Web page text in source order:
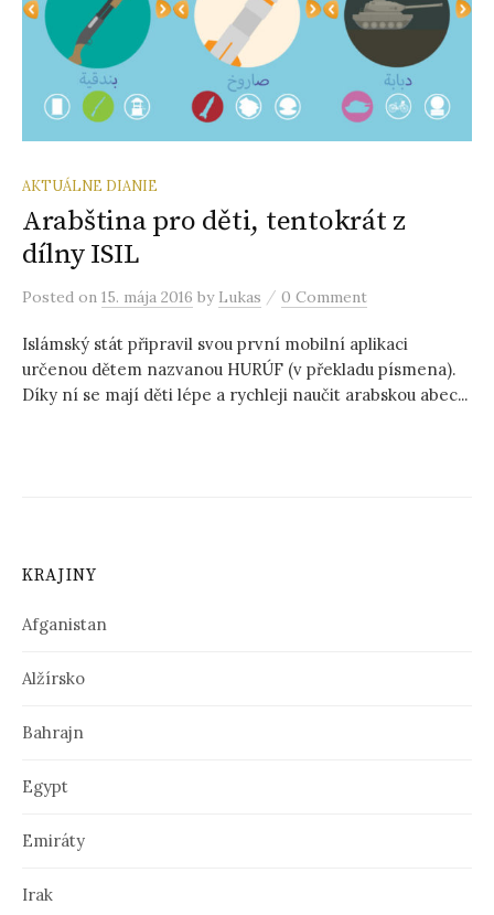
ť
AKTUÁLNE DIANIE
Arabština pro děti, tentokrát z
dílny ISIL
Posted on 15. mája 2016 by Lukas / 0 Comment
Islámský stát připravil svou první mobilní aplikaci
určenou dětem nazvanou HURÚF (v překladu písmena).
Díky ní se mají děti lépe a rychleji naučit arabskou abec...
KRAJINY
Afganistan
Alžírsko
Bahrajn
Egypt
Emiráty
Irak